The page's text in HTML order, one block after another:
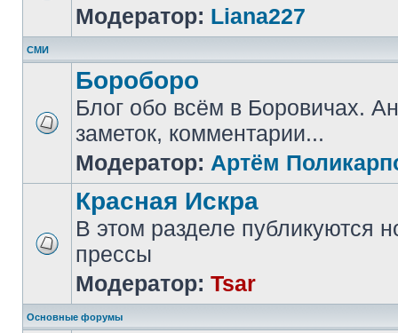
Модератор: Liana227
СМИ
Бороборо
Блог обо всём в Боровичах.
заметок, комментарии...
Модератор: Артём
Красная Искра
В этом разделе публикуются
прессы
Модератор: Tsar
Основные форумы